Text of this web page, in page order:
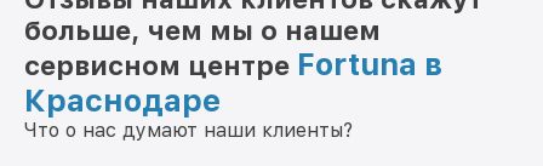
больше, чем мы о нашем
сервисном центре Fortuna в
Краснодаре
Что о нас думают наши клиенты?